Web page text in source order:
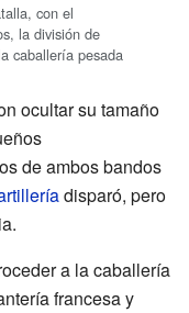
con el
la división de
caballería pesada
ocultar su tamaño
de ambos bandos
disparó, pero
a la caballería
francesa y